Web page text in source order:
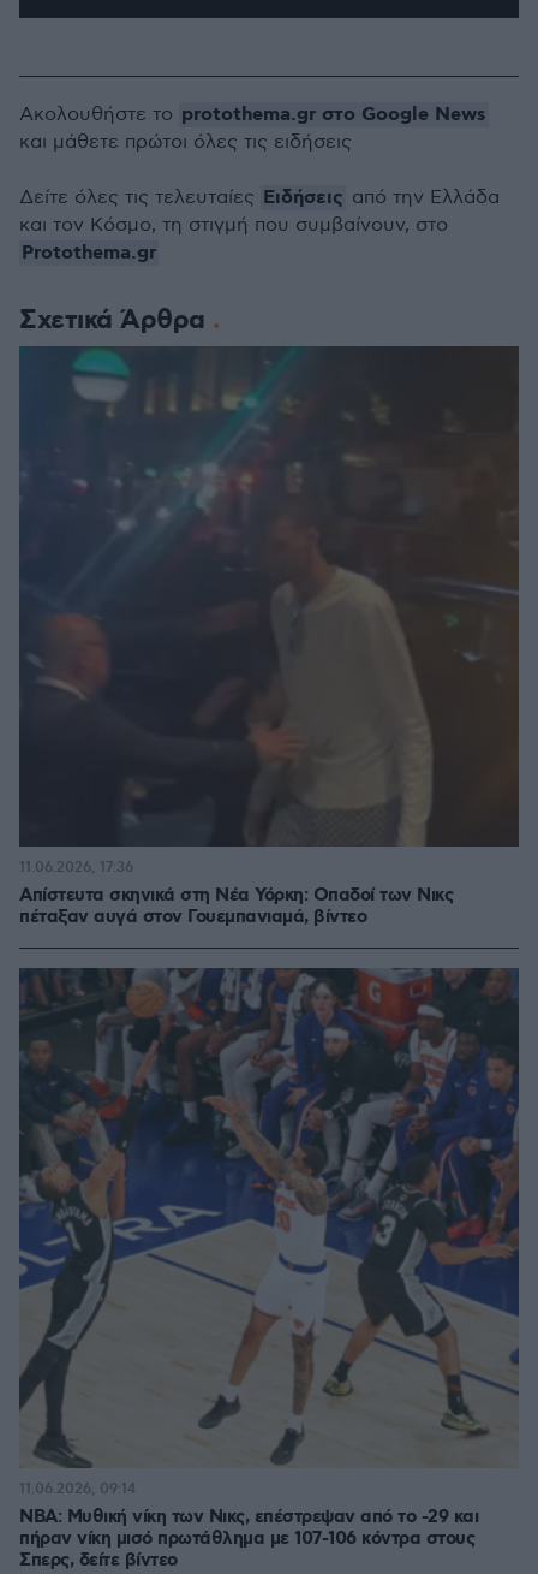
Σχετικά Άρθρα
Απίστευτα σκηνικά στη Νέα Υόρκη: Οπαδοί των Νικς
πέταξαν αυγά στον Γουεμπανιαμά, βίντεο
11.06.2026, 17:36
NBA: Μυθική νίκη των Νικς, επέστρεψαν από το -29 και
πήραν νίκη μισό πρωτάθλημα με 107-106 κόντρα στους
Σπερς, δείτε βίντεο
11.06.2026, 09:14
Ακολουθήστε το protothema.gr στο Google News
και μάθετε πρώτοι όλες τις ειδήσεις
Δείτε όλες τις τελευταίες Ειδήσεις από την Ελλάδα
και τον Κόσμο, τη στιγμή που συμβαίνουν, στο
Protothema.gr